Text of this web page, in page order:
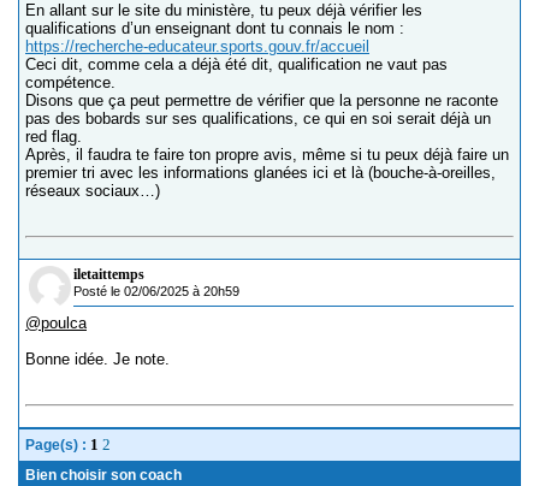
En allant sur le site du ministère, tu peux déjà vérifier les
qualifications d’un enseignant dont tu connais le nom :
https://recherche-educateur.sports.gouv.fr/accueil
Ceci dit, comme cela a déjà été dit, qualification ne vaut pas
compétence.
Disons que ça peut permettre de vérifier que la personne ne raconte
pas des bobards sur ses qualifications, ce qui en soi serait déjà un
red flag.
Après, il faudra te faire ton propre avis, même si tu peux déjà faire un
premier tri avec les informations glanées ici et là (bouche-à-oreilles,
réseaux sociaux…)
iletaittemps
Posté le 02/06/2025 à 20h59
@poulca
Bonne idée. Je note.
Page(s) : 1 2
Bien choisir son coach